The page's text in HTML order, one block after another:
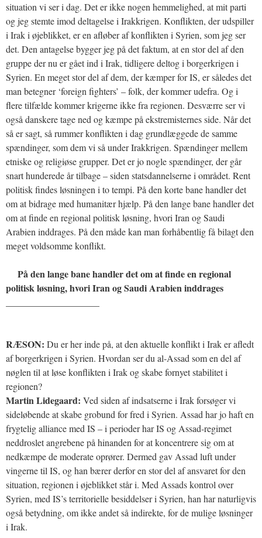
situation vi ser i dag. Det er ikke nogen hemmelighed, at mit parti
og jeg stemte imod deltagelse i Irakkrigen. Konflikten, der udspiller
i Irak i øjeblikket, er en afløber af konflikten i Syrien, som jeg ser
det. Den antagelse bygger jeg på det faktum, at en stor del af den
gruppe der nu er gået ind i Irak, tidligere deltog i borgerkrigen i
Syrien. En meget stor del af dem, der kæmper for IS, er således det
man betegner ‘foreign fighters’ – folk, der kommer udefra. Og i
flere tilfælde kommer krigerne ikke fra regionen. Desværre ser vi
også danskere tage ned og kæmpe på ekstremisternes side. Når det
så er sagt, så rummer konflikten i dag grundlæggede de samme
spændinger, som dem vi så under Irakkrigen. Spændinger mellem
etniske og religiøse grupper. Det er jo nogle spændinger, der går
snart hunderede år tilbage – siden statsdannelserne i området. Rent
politisk findes løsningen i to tempi. På den korte bane handler det
om at bidrage med humanitær hjælp. På den lange bane handler det
om at finde en regional politisk løsning, hvori Iran og Saudi
Arabien inddrages. På den måde kan man forhåbentlig få bilagt den
meget voldsomme konflikt.
På den lange bane handler det om at finde en regional
politisk løsning, hvori Iran og Saudi Arabien inddrages
RÆSON: Du er her inde på, at den aktuelle konflikt i Irak er afledt
af borgerkrigen i Syrien. Hvordan ser du al-Assad som en del af
nøglen til at løse konflikten i Irak og skabe fornyet stabilitet i
regionen?
Martin Lidegaard: Ved siden af indsatserne i Irak forsøger vi
sideløbende at skabe grobund for fred i Syrien. Assad har jo haft en
frygtelig alliance med IS – i perioder har IS og Assad-regimet
neddroslet angrebene på hinanden for at koncentrere sig om at
nedkæmpe de moderate oprører. Dermed gav Assad luft under
vingerne til IS, og han bærer derfor en stor del af ansvaret for den
situation, regionen i øjeblikket står i. Med Assads kontrol over
Syrien, med IS’s territorielle besiddelser i Syrien, han har naturligvis
også betydning, om ikke andet så indirekte, for de mulige løsninger
i Irak.